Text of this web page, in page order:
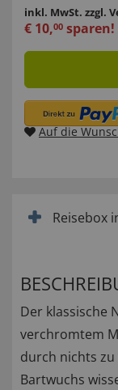
inkl. MwSt. zzgl.
€ 10,00 sparen!
Auf die
Reisebox
Der klassische
verchromtem
durch nichts
Bartwuchs